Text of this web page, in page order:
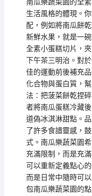
南瓜樂蔬菜園的全
生活風格的體現。
配，例如將南瓜餅
新鮮水果，就是一
全素小蛋糕切片，
下午茶三明治。對
佳的運動前後補充
化合物與蛋白質，
法：把菠菜餅乾捏
者將南瓜蛋糕冷藏
道偽冰淇淋甜點。
了許多食譜靈感，
式。南瓜樂蔬菜園
充滿限制，而是充
可以重新定義點心
而是日常中隨時可
包南瓜樂蔬菜園的